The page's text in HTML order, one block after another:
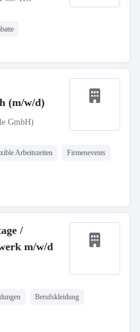
(m/w/d)
GmbH)
Arbeitszeiten Firmenevents
/
m/w/d
Berufskleidung